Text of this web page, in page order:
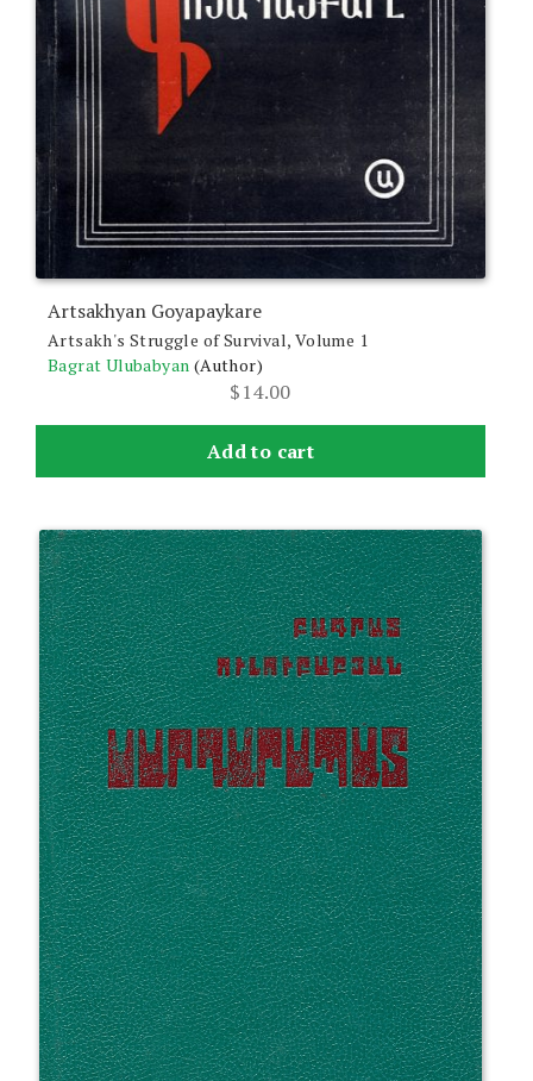
Artsakhyan Goyapaykare
Artsakh's Struggle of Survival, Volume 1
Bagrat Ulubabyan (Author)
$14.00
Add to cart